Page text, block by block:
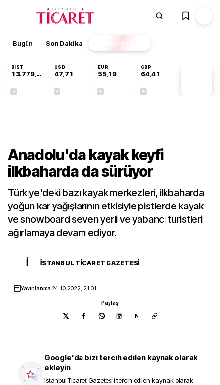
Bugün Son Dakika Finans EKSTRA
BIST
13.779,39
USD
47,71
EUR
55,19
GBP
64,41
Anadolu'da kayak keyfi
ilkbaharda da sürüyor
Türkiye'deki bazı kayak merkezleri, ilkbaharda
yoğun kar yağışlarının etkisiyle pistlerde kayak
ve snowboard seven yerli ve yabancı turistleri
ağırlamaya devam ediyor.
İ İSTANBUL TICARET GAZETESI
Yayınlanma 24.10.2022, 21:01
Paylaş
N
Google'da bizi tercih edilen kaynak olarak
ekleyin
İstanbul Ticaret Gazetesi'i tercih edilen kaynak olarak